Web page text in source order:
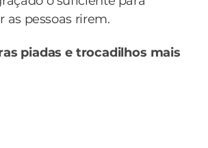
as pessoas rirem.
piadas e trocadilhos mais